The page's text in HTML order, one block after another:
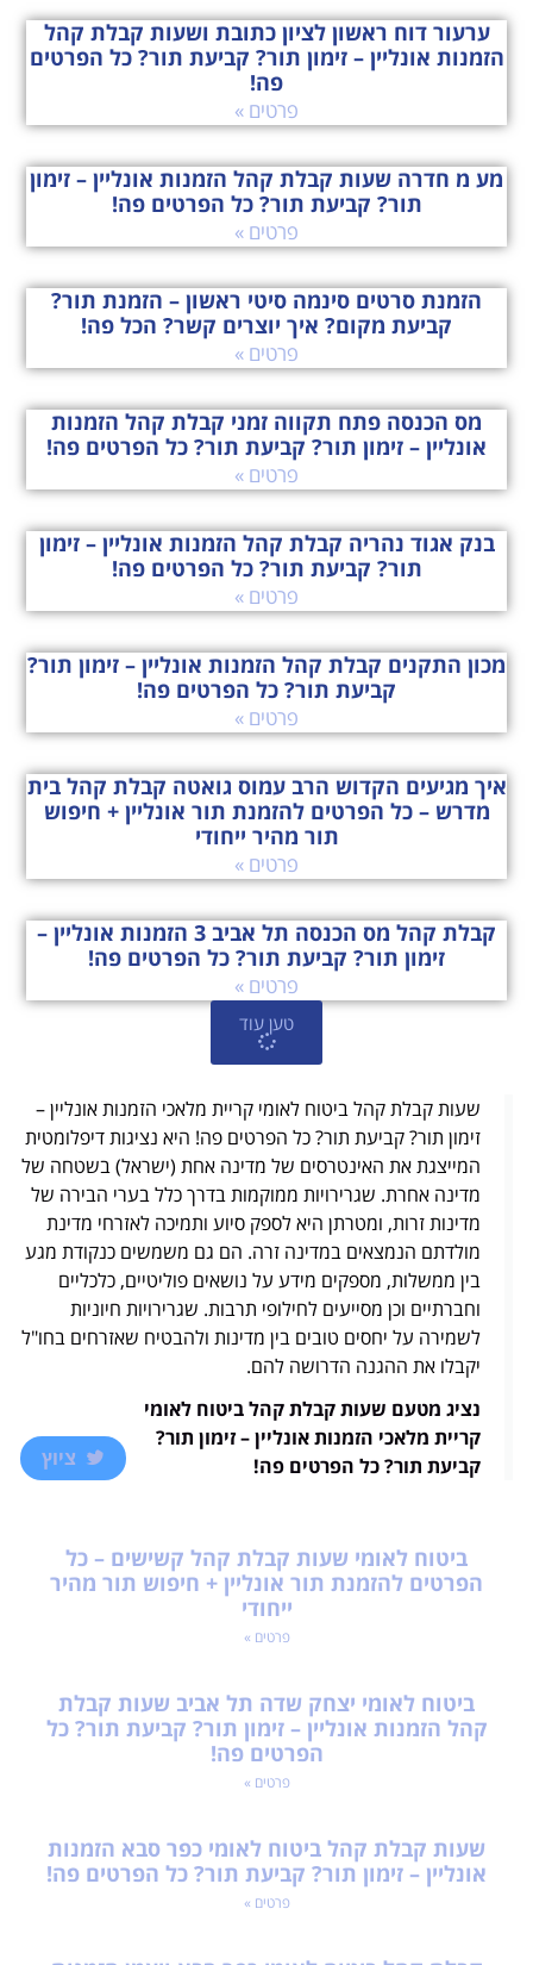
ערעור דוח ראשון לציון כתובת ושעות קבלת קהל
הזמנות אונליין – זימון תור? קביעת תור? כל הפרטים
פה!
פרטים »
מע מ חדרה שעות קבלת קהל הזמנות אונליין – זימון
תור? קביעת תור? כל הפרטים פה!
פרטים »
הזמנת סרטים סינמה סיטי ראשון – הזמנת תור?
קביעת מקום? איך יוצרים קשר? הכל פה!
פרטים »
מס הכנסה פתח תקווה זמני קבלת קהל הזמנות
אונליין – זימון תור? קביעת תור? כל הפרטים פה!
פרטים »
בנק אגוד נהריה קבלת קהל הזמנות אונליין – זימון
תור? קביעת תור? כל הפרטים פה!
פרטים »
מכון התקנים קבלת קהל הזמנות אונליין – זימון תור?
קביעת תור? כל הפרטים פה!
פרטים »
איך מגיעים הקדוש הרב עמוס גואטה קבלת קהל בית
מדרש – כל הפרטים להזמנת תור אונליין + חיפוש
תור מהיר ייחודי
פרטים »
קבלת קהל מס הכנסה תל אביב 3 הזמנות אונליין –
זימון תור? קביעת תור? כל הפרטים פה!
פרטים »
טען עוד
זימון תור? קביעת תור? כל הפרטים פה! היא נציגות דיפלומטית
המייצגת את האינטרסים של מדינה אחת (ישראל) בשטחה של
מדינה אחרת. שגרירויות ממוקמות בדרך כלל בערי הבירה של
מדינות זרות, ומטרתן היא לספק סיוע ותמיכה לאזרחי מדינת
מולדתם הנמצאים במדינה זרה. הם גם משמשים כנקודת מגע
בין ממשלות, מספקים מידע על נושאים פוליטיים, כלכליים
וחברתיים וכן מסייעים לחילופי תרבות. שגרירויות חיוניות
לשמירה על יחסים טובים בין מדינות ולהבטיח שאזרחים בחו"ל
יקבלו את ההגנה הדרושה להם.
קריית מלאכי הזמנות אונליין – זימון תור?
קביעת תור? כל הפרטים פה!
ציוץ
הפרטים להזמנת תור אונליין + חיפוש תור מהיר
ייחודי
פרטים »
קהל הזמנות אונליין – זימון תור? קביעת תור? כל
הפרטים פה!
פרטים »
אונליין – זימון תור? קביעת תור? כל הפרטים פה!
פרטים »